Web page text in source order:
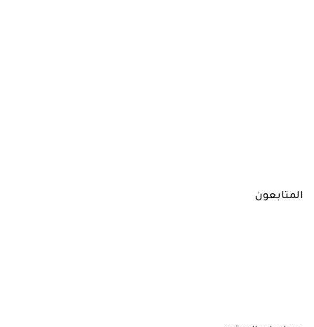
المتابعون